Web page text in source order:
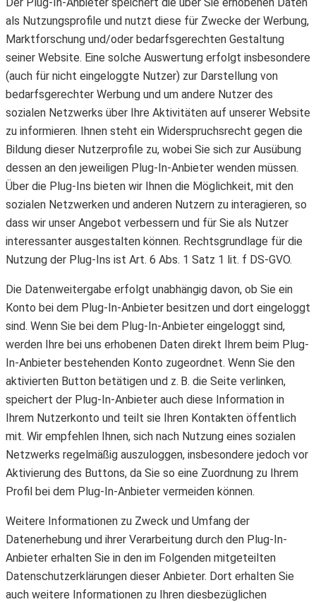
als Nutzungsprofile und nutzt diese für Zwecke der Werbung,
Marktforschung und/oder bedarfsgerechten Gestaltung
seiner Website. Eine solche Auswertung erfolgt insbesondere
(auch für nicht eingeloggte Nutzer) zur Darstellung von
bedarfsgerechter Werbung und um andere Nutzer des
sozialen Netzwerks über Ihre Aktivitäten auf unserer Website
zu informieren. Ihnen steht ein Widerspruchsrecht gegen die
Bildung dieser Nutzerprofile zu, wobei Sie sich zur Ausübung
dessen an den jeweiligen Plug-In-Anbieter wenden müssen.
Über die Plug-Ins bieten wir Ihnen die Möglichkeit, mit den
sozialen Netzwerken und anderen Nutzern zu interagieren, so
dass wir unser Angebot verbessern und für Sie als Nutzer
interessanter ausgestalten können. Rechtsgrundlage für die
Nutzung der Plug-Ins ist Art. 6 Abs. 1 Satz 1 lit. f DS-GVO.
Die Datenweitergabe erfolgt unabhängig davon, ob Sie ein
Konto bei dem Plug-In-Anbieter besitzen und dort eingeloggt
sind. Wenn Sie bei dem Plug-In-Anbieter eingeloggt sind,
werden Ihre bei uns erhobenen Daten direkt Ihrem beim Plug-
In-Anbieter bestehenden Konto zugeordnet. Wenn Sie den
aktivierten Button betätigen und z. B. die Seite verlinken,
speichert der Plug-In-Anbieter auch diese Information in
Ihrem Nutzerkonto und teilt sie Ihren Kontakten öffentlich
mit. Wir empfehlen Ihnen, sich nach Nutzung eines sozialen
Netzwerks regelmäßig auszuloggen, insbesondere jedoch vor
Aktivierung des Buttons, da Sie so eine Zuordnung zu Ihrem
Profil bei dem Plug-In-Anbieter vermeiden können.
Weitere Informationen zu Zweck und Umfang der
Datenerhebung und ihrer Verarbeitung durch den Plug-In-
Anbieter erhalten Sie in den im Folgenden mitgeteilten
Datenschutzerklärungen dieser Anbieter. Dort erhalten Sie
auch weitere Informationen zu Ihren diesbezüglichen